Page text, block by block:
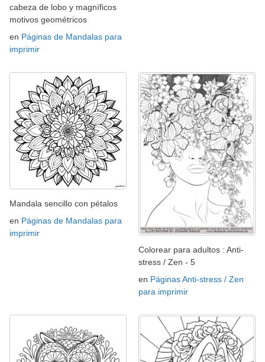
cabeza de lobo y magníficos
motivos geométricos
en Páginas de Mandalas para
imprimir
Mandala sencillo con pétalos
en Páginas de Mandalas para
imprimir
Colorear para adultos : Anti-
stress / Zen - 5
en Páginas Anti-stress / Zen
para imprimir